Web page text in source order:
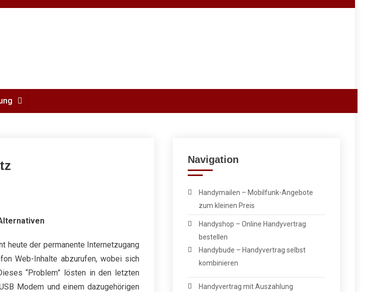
heute der permanente Internetzugang
Web-Inhalte abzurufen, wobei sich
“Problem” lösten in den letzten
Modem und einem dazugehörigen
Navigation
Handymailen – Mobilfunk-Angebote
zum kleinen Preis
Handyshop – Online Handyvertrag
bestellen
Handybude – Handyvertrag selbst
kombinieren
Handyvertrag mit Auszahlung